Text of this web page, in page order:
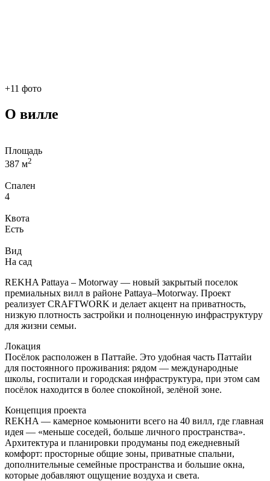
+11 фото
О вилле
Площадь
387 м2
Спален
4
Квота
Есть
Вид
На сад
REKHA Pattaya – Motorway — новый закрытый поселок
премиальных вилл в районе Pattaya–Motorway. Проект
реализует CRAFTWORK и делает акцент на приватность,
низкую плотность застройки и полноценную инфраструктуру
для жизни семьи.
Локация
Посёлок расположен в Паттайе. Это удобная часть Паттайи
для постоянного проживания: рядом — международные
школы, госпитали и городская инфраструктура, при этом сам
посёлок находится в более спокойной, зелёной зоне.
Концепция проекта
REKHA — камерное комьюнити всего на 40 вилл, где главная
идея — «меньше соседей, больше личного пространства».
Архитектура и планировки продуманы под ежедневный
комфорт: просторные общие зоны, приватные спальни,
дополнительные семейные пространства и большие окна,
которые добавляют ощущение воздуха и света.